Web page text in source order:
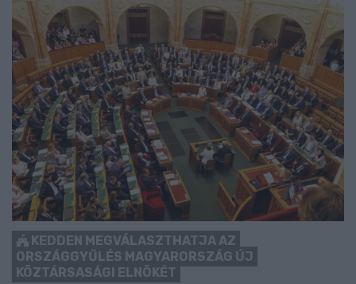
KEDDEN MEGVÁLASZTHATJA AZ
ORSZÁGGYŰLÉS MAGYARORSZÁG ÚJ
KÖZTÁRSASÁGI ELNÖKÉT